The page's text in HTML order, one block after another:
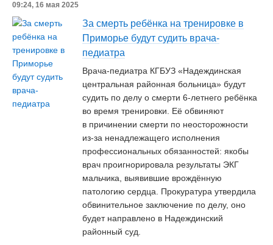
09:24, 16 мая 2025
За смерть ребёнка на тренировке в
Приморье будут судить врача-
педиатра
Врача-педиатра КГБУЗ «Надеждинская
центральная районная больница» будут
судить по делу о смерти 6-летнего ребёнка
во время тренировки. Её обвиняют
в причинении смерти по неосторожности
из-за ненадлежащего исполнения
профессиональных обязанностей: якобы
врач проигнорировала результаты ЭКГ
мальчика, выявившие врождённую
патологию сердца. Прокуратура утвердила
обвинительное заключение по делу, оно
будет направлено в Надеждинский
районный суд.